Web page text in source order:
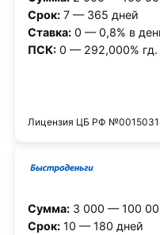
Срок:7 — 365 дней
Ставка:0 — 0,8% в
ПСК:0 — 292,000% гд.
Лицензия ЦБ РФ
Сумма:3 000 — 100
Срок:10 — 180 дней